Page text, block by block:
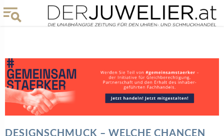
DESIGNSCHMUCK – WELCHE CHANCEN